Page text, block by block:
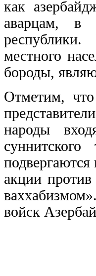
как
аварцам, в
местного
бороды,
Отметим,
народы
акции
войск